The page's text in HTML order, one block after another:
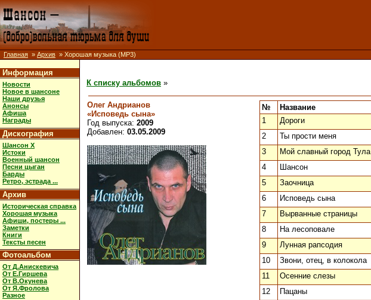
Главная » Архив » Хорошая музыка (MP3)
Информация
Новости
Новое в шансоне
Наши друзья
Анонсы
Афиша
Награды
Дискография
Шансон X
Истоки
Военный шансон
Песни цыган
Барды
Ретро, эстрада ...
Архив
Историческая справка
Хорошая музыка
Афиши, постеры ...
Заметки
Книги
Тексты песен
Фотоальбом
От Д.Анискевича
От Е.Гиршева
От В.Окунева
От Я.Фролова
Разное
К списку альбомов »
Олег Андрианов
«Исповедь сына»
Год выпуска: 2009
Добавлен: 03.05.2009
№ Название
1
Дороги
2
Ты прости меня
3
Мой славный город Тула
4
Шансон
5
Заочница
6
Исповедь сына
7
Вырванные страницы
8
На лесоповале
9
Лунная рапсодия
10
Звони, отец, в колокола
11
Осенние слезы
12
Пацаны